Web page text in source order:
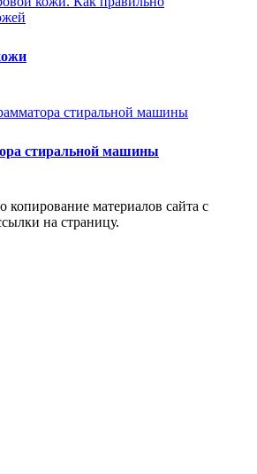
стиральной машины
материалов сайта с
на страницу.